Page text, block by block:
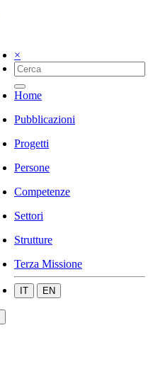
×
Home
Pubblicazioni
Progetti
Persone
Competenze
Settori
Strutture
Terza Missione
IT EN